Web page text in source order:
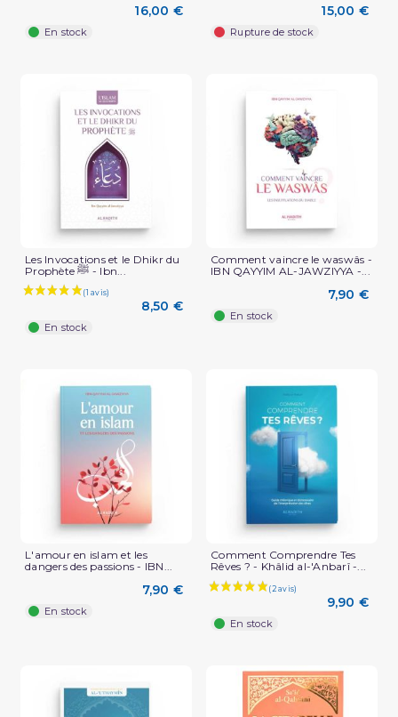
16,00 €
En stock
15,00 €
Rupture de stock
Les Invocations et le Dhikr du
Prophète ﷺ - Ibn...
8,50 €
En stock
Comment vaincre le waswâs -
IBN QAYYIM AL-JAWZIYYA -...
7,90 €
En stock
L'amour en islam et les
dangers des passions - IBN...
7,90 €
En stock
Comment Comprendre Tes
Rêves ? - Khâlid al-'Anbarî -...
9,90 €
En stock